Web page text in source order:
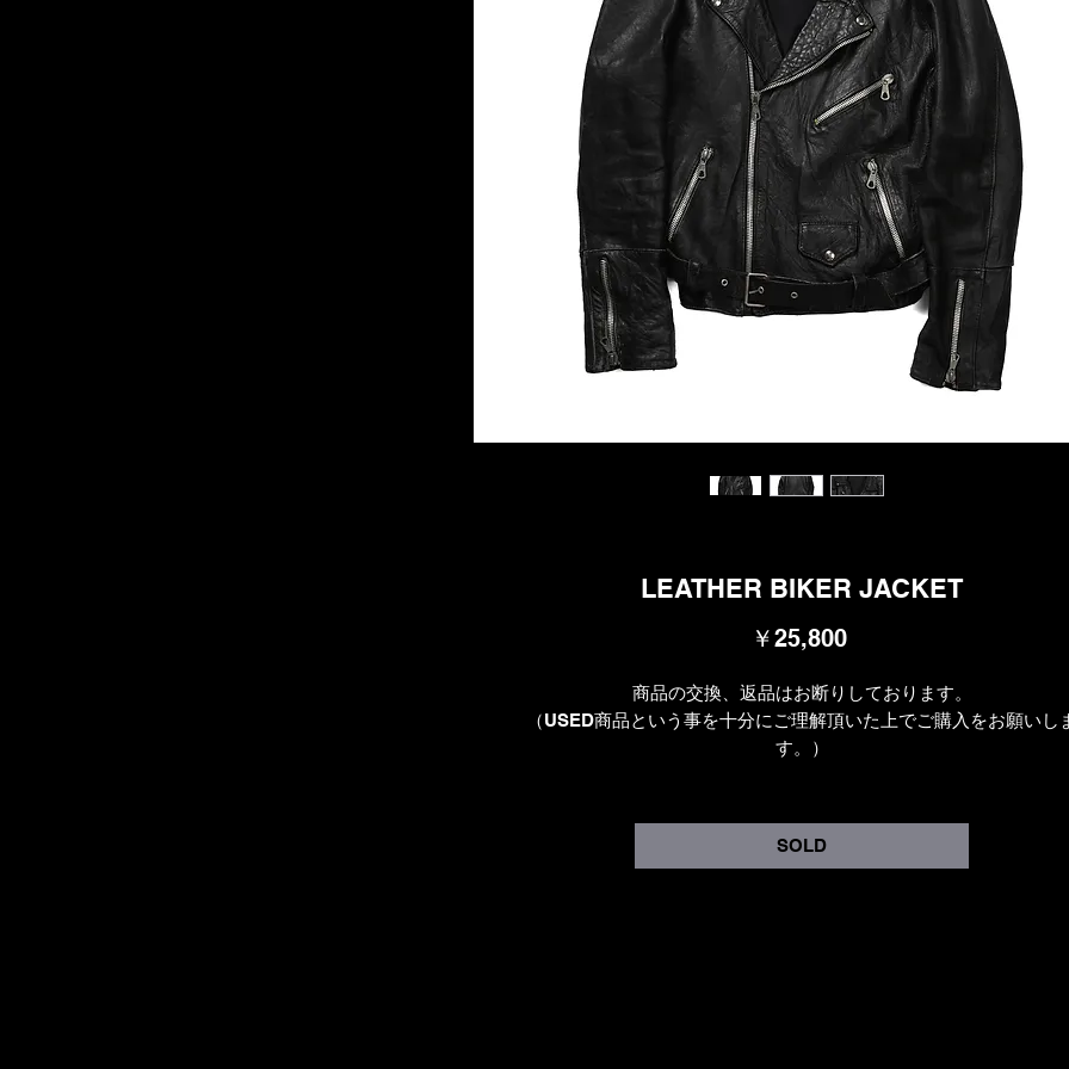
LEATHER BIKER JACKET
￥25,800価
商品の交換、返品はお断りしております。
（USED商品という事を十分にご理解頂いた上でご購入をお願いし
す。）
SOLD